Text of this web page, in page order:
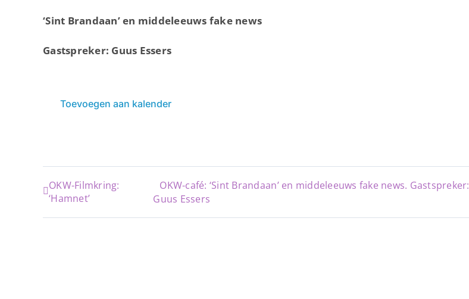
‘Sint Brandaan’ en middeleeuws fake news
Gastspreker: Guus Essers
Toevoegen aan kalender
OKW-Filmkring:
‘Hamnet’
OKW-café: ‘Sint Brandaan’ en middeleeuws fake news. Gastspreker:
Guus Essers